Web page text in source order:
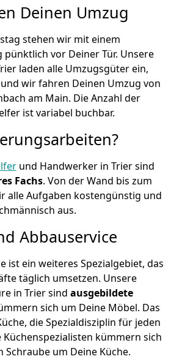
Deinen Umzug
stehen wir mit einem
vor Deiner Tür. Unsere
laden alle Umzugsgüter ein,
wir fahren Deinen Umzug von
am Main. Die Anzahl der
ist variabel buchbar.
und Handwerker in Trier sind
Fachs. Von der Wand bis zum
alle Aufgaben kostengünstig und
aus.
Abbauservice
ist ein weiteres Spezialgebiet, das
täglich umsetzen. Unsere
in Trier sind ausgebildete
sich um Deine Möbel. Das
die Spezialdisziplin für jeden
Küchenspezialisten kümmern sich
Schraube um Deine Küche.